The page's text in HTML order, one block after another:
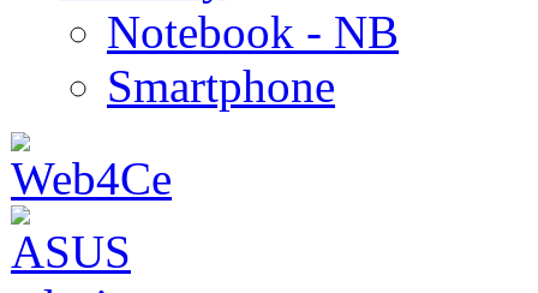
Notebook - NB
Smartphone